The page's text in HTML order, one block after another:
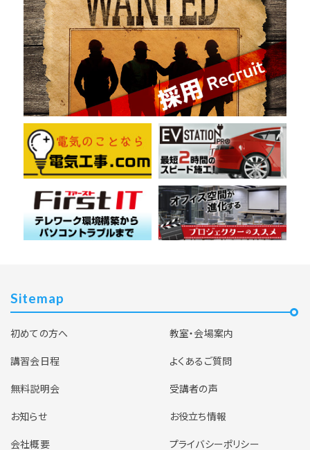
Sitemap
初めての方へ
教室・会場案内
講習会日程
よくあるご質問
無料説明会
受講者の声
お知らせ
お役立ち情報
会社概要
プライバシーポリシー